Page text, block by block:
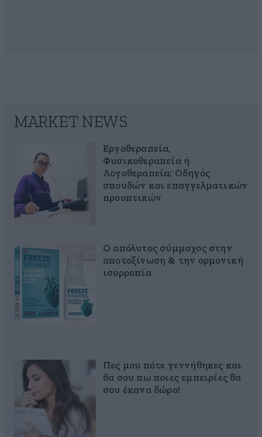
MARKET NEWS
Εργοθεραπεία,
Φυσικοθεραπεία ή
Λογοθεραπεία; Οδηγός
σπουδών και επαγγελματικών
προοπτικών
Ο απόλυτος σύμμαχος στην
αποτοξίνωση & την ορμονική
ισορροπία
Πες μου πότε γεννήθηκες και
θα σου πω ποιες εμπειρίες θα
σου έκανα δώρο!